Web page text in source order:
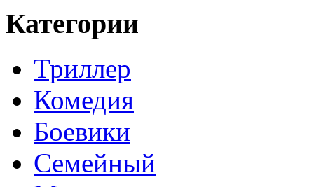
Категории
Триллер
Комедия
Боевики
Семейный